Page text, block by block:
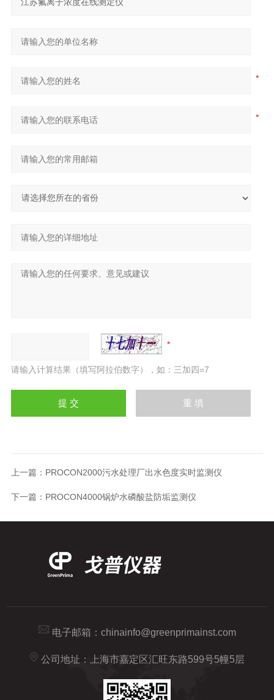
请输入计算结果（填写阿拉伯数字），如：三加四=7
上一篇： PROCON2000污水处理厂出水色度实时监测仪
下一篇： PROCON4000锅炉水磷酸盐防垢监测仪
电子邮箱： chinainfo@greenprimainst.com
公司地址：上海市嘉定区汇旺东路599号5幢5层